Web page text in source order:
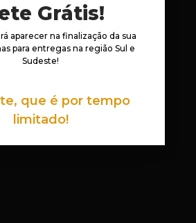
Grátis!
aparecer na finalização da sua
para entregas na região Sul e
Sudeste!
que é por tempo
limitado!